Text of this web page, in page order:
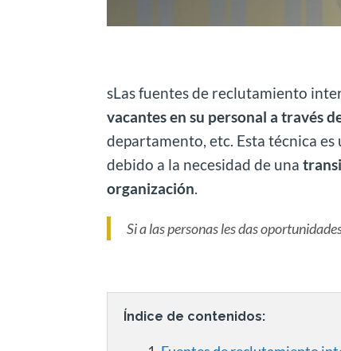
sLas fuentes de reclutamiento
vacantes en su personal a través
departamento, etc. Esta técnica
debido a la necesidad de una
organización
Si a las personas les das
Índice de contenidos: